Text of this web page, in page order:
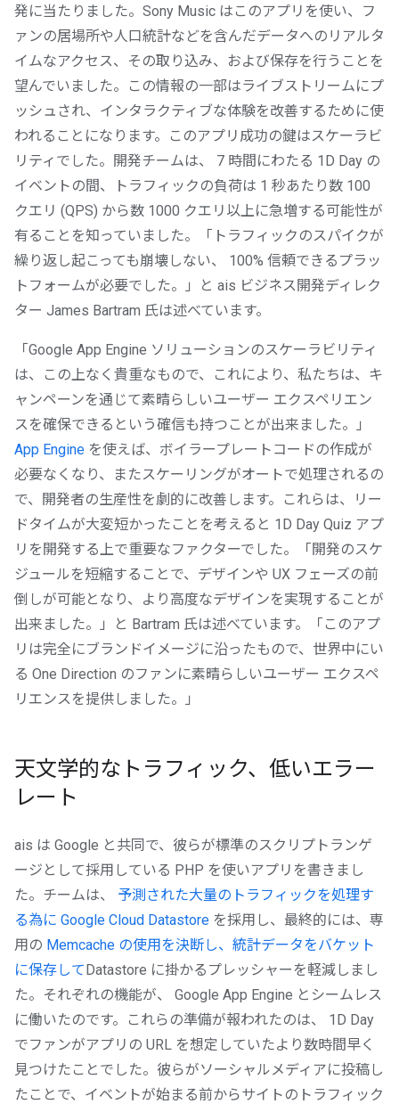
発に当たりました。Sony Music はこのアプリを使い、フ
ァンの居場所や人口統計などを含んだデータへのリアルタ
イムなアクセス、その取り込み、および保存を行うことを
望んでいました。この情報の一部はライブストリームにプ
ッシュされ、インタラクティブな体験を改善するために使
われることになります。このアプリ成功の鍵はスケーラビ
リティでした。開発チームは、 7 時間にわたる 1D Day の
イベントの間、トラフィックの負荷は 1 秒あたり数 100
クエリ (QPS) から数 1000 クエリ以上に急増する可能性が
有ることを知っていました。「トラフィックのスパイクが
繰り返し起こっても崩壊しない、 100% 信頼できるプラッ
トフォームが必要でした。」と ais ビジネス開発ディレク
ター James Bartram 氏は述べています。
「Google App Engine ソリューションのスケーラビリティ
は、この上なく貴重なもので、これにより、私たちは、キ
ャンペーンを通じて素晴らしいユーザー エクスペリエン
スを確保できるという確信も持つことが出来ました。」
App Engine を使えば、ボイラープレートコードの作成が
必要なくなり、またスケーリングがオートで処理されるの
で、開発者の生産性を劇的に改善します。これらは、リー
ドタイムが大変短かったことを考えると 1D Day Quiz アプ
リを開発する上で重要なファクターでした。「開発のスケ
ジュールを短縮することで、デザインや UX フェーズの前
倒しが可能となり、より高度なデザインを実現することが
出来ました。」と Bartram 氏は述べています。「このアプ
リは完全にブランドイメージに沿ったもので、世界中にい
る One Direction のファンに素晴らしいユーザー エクスペ
リエンスを提供しました。」
天文学的なトラフィック、低いエラー
レート
ais は Google と共同で、彼らが標準のスクリプトランゲ
ージとして採用している PHP を使いアプリを書きまし
た。チームは、 予測された大量のトラフィックを処理す
る為に Google Cloud Datastore を採用し、最終的には、専
用の Memcache の使用を決断し、統計データをバケット
に保存してDatastore に掛かるプレッシャーを軽減しまし
た。それぞれの機能が、 Google App Engine とシームレス
に働いたのです。これらの準備が報われたのは、 1D Day
でファンがアプリの URL を想定していたより数時間早く
見つけたことでした。彼らがソーシャルメディアに投稿し
たことで、イベントが始まる前からサイトのトラフィック